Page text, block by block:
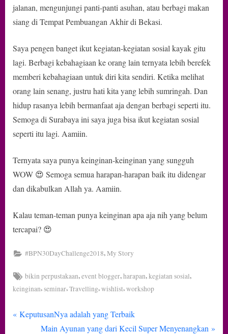
jalanan, mengunjungi panti-panti asuhan, atau berbagi makan
siang di Tempat Pembuangan Akhir di Bekasi.
Saya pengen banget ikut kegiatan-kegiatan sosial kayak gitu
lagi. Berbagi kebahagiaan ke orang lain ternyata lebih berefek
memberi kebahagiaan untuk diri kita sendiri. Ketika melihat
orang lain senang, justru hati kita yang lebih sumringah. Dan
hidup rasanya lebih bermanfaat aja dengan berbagi seperti itu.
Semoga di Surabaya ini saya juga bisa ikut kegiatan sosial
seperti itu lagi. Aamiin.
Ternyata saya punya keinginan-keinginan yang sungguh
WOW 😍 Semoga semua harapan-harapan baik itu didengar
dan dikabulkan Allah ya. Aamiin.
Kalau teman-teman punya keinginan apa aja nih yang belum
tercapai? 😍
#BPN30DayChallenge2018,My Story
Tags:
bikin perpustakaan,event blogger,harapan,kegiatan sosial,
keinginan,seminar,Travelling,wishlist,workshop
Navigasi
P
KeputusanNya adalah yang Terbaik
N
Main Ayunan yang dari Kecil Super Menyenangkan